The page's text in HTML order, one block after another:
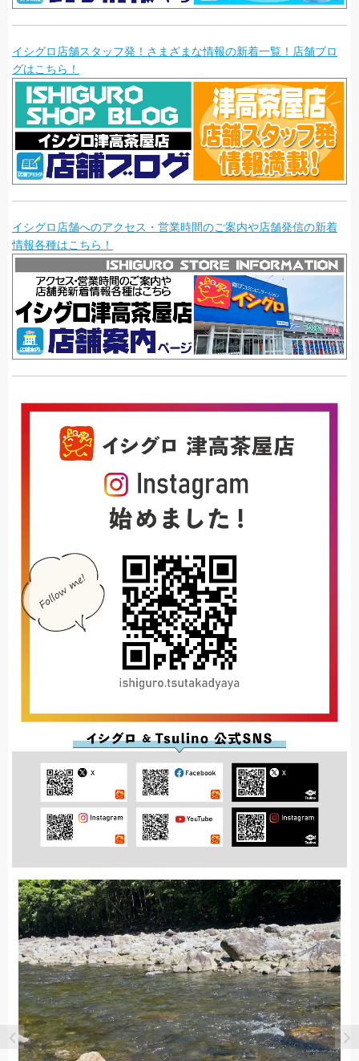
イシグロ店舗スタッフ発！さまざまな情報の新着一覧！店舗ブロ
グはこちら！
イシグロ店舗へのアクセス・営業時間のご案内や店舗発信の新着
情報各種はこちら！